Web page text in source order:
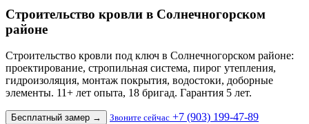
Строительство кровли в Солнечногорском
районе
Строительство кровли под ключ в Солнечногорском районе:
проектирование, стропильная система, пирог утепления,
гидроизоляция, монтаж покрытия, водостоки, доборные
элементы. 11+ лет опыта, 18 бригад. Гарантия 5 лет.
Бесплатный замер → Звоните сейчас +7 (903) 199-47-89